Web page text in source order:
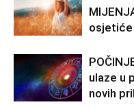
osjetiće
ulaze u
novih